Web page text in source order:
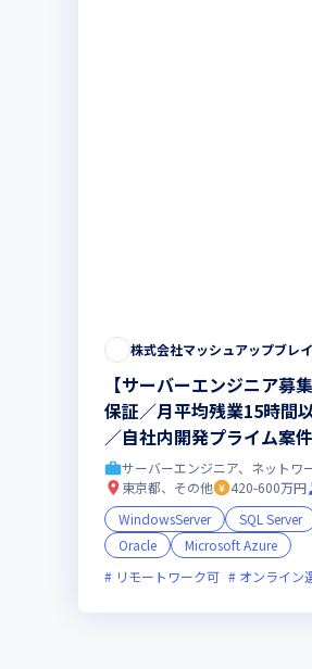
株式会社マッシュアップブレ
【サーバーエンジニア募
保証／月平均残業15時間
／自社内開発プライム案
全力でサポート◎／ラン
サーバーエンジニア、ネットワ
東京都、その他
420-600万円
WindowsServer
SQL Server
Oracle
Microsoft Azure
リモートワーク可
オンライン